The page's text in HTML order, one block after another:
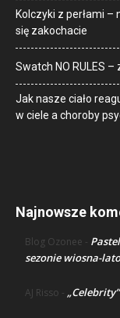
Kolczyki z perłami
się zakochacie
Swatch NO RULES
Jak nasze ciało
w ciele a choroby
Najnowsze
Blog Ozonee -
sezonie wiosna-
AJ Risso -